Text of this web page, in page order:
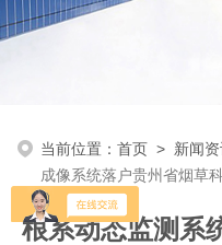
当前位置：首页 > 新闻
成像系统落户贵州省烟草
根系动态监测系